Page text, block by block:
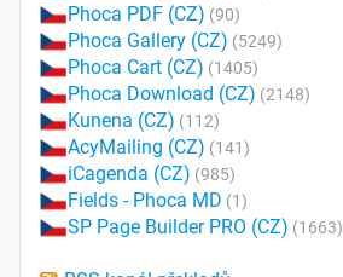
Phoca PDF (CZ) (90)
Phoca Gallery (CZ) (5249)
Phoca Cart (CZ) (1405)
Phoca Download (CZ) (2148)
Kunena (CZ) (112)
AcyMailing (CZ) (141)
iCagenda (CZ) (985)
Fields - Phoca MD (1)
SP Page Builder PRO (CZ) (1663)